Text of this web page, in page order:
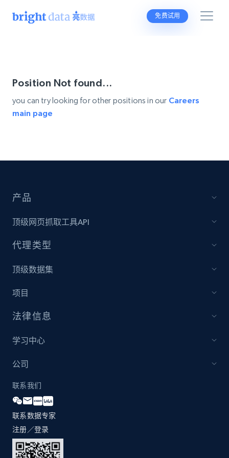
免费试用
Position Not found...
you can try looking for other positions in our Careers
main page
产品
顶级网页抓取工具API
代理类型
顶级数据集
项目
法律信息
学习中心
公司
联系我们
联系数据专家
注册／登录